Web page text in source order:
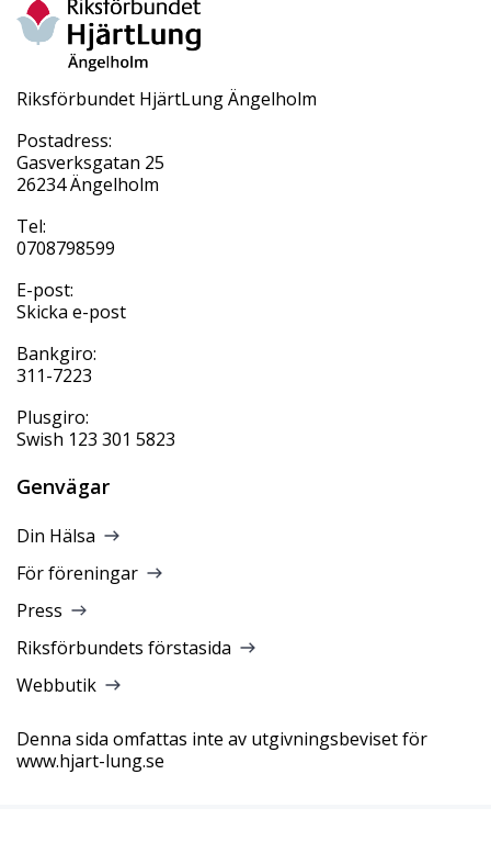
Riksförbundet HjärtLung Ängelholm
Postadress:
Gasverksgatan 25
26234 Ängelholm
Tel:
0708798599
E-post:
Skicka e-post
Bankgiro:
311-7223
Plusgiro:
Swish 123 301 5823
Genvägar
Din Hälsa
För föreningar
Press
Riksförbundets förstasida
Webbutik
Denna sida omfattas inte av utgivningsbeviset för
www.hjart-lung.se